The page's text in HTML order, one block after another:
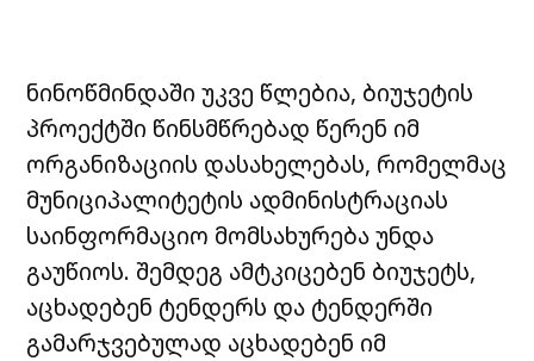
ნინოწმინდაში უკვე წლებია, ბიუჯეტის
პროექტში წინსმწრებად წერენ იმ
ორგანიზაციის დასახელებას, რომელმაც
მუნიციპალიტეტის ადმინისტრაციას
საინფორმაციო მომსახურება უნდა
გაუწიოს. შემდეგ ამტკიცებენ ბიუჯეტს,
აცხადებენ ტენდერს და ტენდერში
გამარჯვებულად აცხადებენ იმ